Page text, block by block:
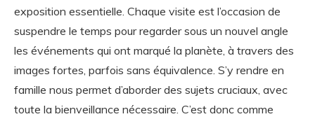
exposition essentielle. Chaque visite est l’occasion de
suspendre le temps pour regarder sous un nouvel angle
les événements qui ont marqué la planète, à travers des
images fortes, parfois sans équivalence. S’y rendre en
famille nous permet d’aborder des sujets cruciaux, avec
toute la bienveillance nécessaire. C’est donc comme